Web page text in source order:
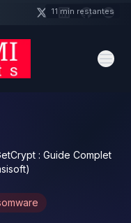
: Guide Complet
11 min restantes